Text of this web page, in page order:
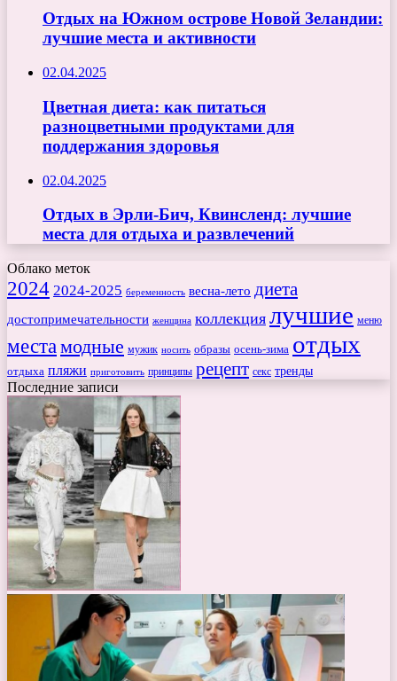
Отдых на Южном острове Новой Зеландии:
лучшие места и активности
02.04.2025
Цветная диета: как питаться
разноцветными продуктами для
поддержания здоровья
02.04.2025
Отдых в Эрли-Бич, Квинсленд: лучшие
места для отдыха и развлечений
Облако меток
2024 2024-2025 беременность весна-лето диета
достопримечательности женщина коллекция лучшие меню
места модные мужик носить образы осень-зима отдых
отдыха пляжи приготовить принципы рецепт секс тренды
Последние записи